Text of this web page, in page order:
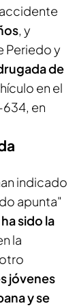
, y
Periedo y
de
en el
en
indicado
apunta"
sido la
la
jóvenes
y se